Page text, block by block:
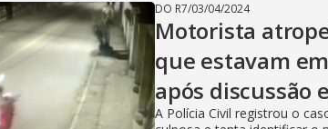
DO R7/03/04/2024
Motorista
que estavam
após discussão
A Polícia Civil registrou o